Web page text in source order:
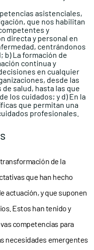
asistenciales,
que nos habilitan
y
directa y personal en
centrándonos
b) La formación de
continua y
en cualquier
desde las
salud, hasta las que
los cuidados; y d) En la
que permitan una
profesionales.
de la
que han hecho
actuación, y que suponen
Estos han tenido y
competencias para
necesidades emergentes